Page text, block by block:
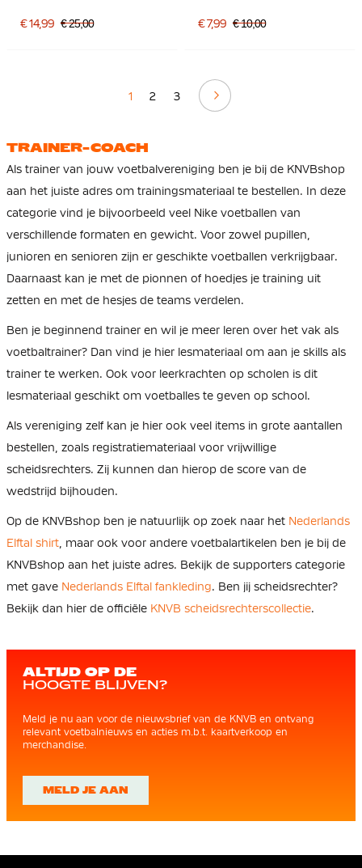
€ 14,99 € 25,00
€ 7,99 € 10,00
1 2 3 Volgende
TRAINER-COACH
Als trainer van jouw voetbalvereniging ben je bij de KNVBshop
aan het juiste adres om trainingsmateriaal te bestellen. In deze
categorie vind je bijvoorbeeld veel Nike voetballen van
verschillende formaten en gewicht. Voor zowel pupillen,
junioren en senioren zijn er geschikte voetballen verkrijgbaar.
Daarnaast kan je met de pionnen of hoedjes je training uit
zetten en met de hesjes de teams verdelen.
Ben je beginnend trainer en wil je meer leren over het vak als
voetbaltrainer? Dan vind je hier lesmateriaal om aan je skills als
trainer te werken. Ook voor leerkrachten op scholen is dit
lesmateriaal geschikt om voetballes te geven op school.
Als vereniging zelf kan je hier ook veel items in grote aantallen
bestellen, zoals registratiemateriaal voor vrijwillige
scheidsrechters. Zij kunnen dan hierop de score van de
wedstrijd bijhouden.
Op de KNVBshop ben je natuurlijk op zoek naar het Nederlands
Elftal shirt , maar ook voor andere voetbalartikelen ben je bij de
KNVBshop aan het juiste adres. Bekijk de supporters categorie
met gave Nederlands Elftal fankleding. Ben jij scheidsrechter?
Bekijk dan hier de officiële KNVB scheidsrechterscollectie.
ALTIJD OP DE
HOOGTE BLIJVEN?
Meld je nu aan voor de nieuwsbrief van de KNVB en ontvang
relevant voetbalnieuws en acties m.b.t. kaartverkoop en
merchandise.
MELD JE AAN